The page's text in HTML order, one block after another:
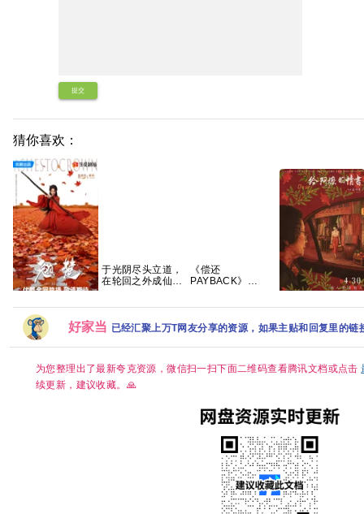
提交
猜你喜欢：
翘楚 全24集 全4K
超清【国语中字】
【SDR DDP5.1】
于光阴尽头立道，
在轮回之外成仙
《偿还
PAYBACK》
电影《给阿嬷的情
书》免费高清观看
1080P百度网盘资
好家当 已经汇聚上万T网友分享的资源，如果主贴和回复里的
为您整理出了最新夸克资源，微信扫一扫下面二维码查看腾讯文档或点击
续更新，建议收藏。🙏